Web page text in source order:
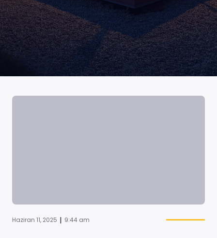
Haziran 11, 2025 | 9:44 am